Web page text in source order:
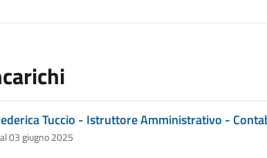
Tuccio - Istruttore Amministrativo -
03 giugno 2025